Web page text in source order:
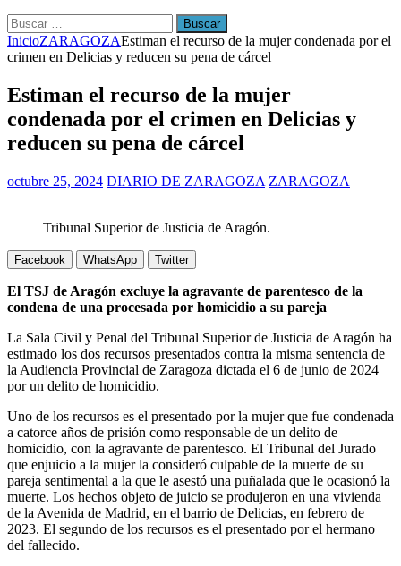
Buscar:
InicioZARAGOZAEstiman el recurso de la mujer condenada por el
crimen en Delicias y reducen su pena de cárcel
Estiman el recurso de la mujer
condenada por el crimen en Delicias y
reducen su pena de cárcel
octubre 25, 2024 DIARIO DE ZARAGOZA ZARAGOZA
Tribunal Superior de Justicia de Aragón.
Facebook WhatsApp Twitter
El TSJ de Aragón excluye la agravante de parentesco de la
condena de una procesada por homicidio a su pareja
La Sala Civil y Penal del Tribunal Superior de Justicia de Aragón ha
estimado los dos recursos presentados contra la misma sentencia de
la Audiencia Provincial de Zaragoza dictada el 6 de junio de 2024
por un delito de homicidio.
Uno de los recursos es el presentado por la mujer que fue condenada
a catorce años de prisión como responsable de un delito de
homicidio, con la agravante de parentesco. El Tribunal del Jurado
que enjuicio a la mujer la consideró culpable de la muerte de su
pareja sentimental a la que le asestó una puñalada que le ocasionó la
muerte. Los hechos objeto de juicio se produjeron en una vivienda
de la Avenida de Madrid, en el barrio de Delicias, en febrero de
2023. El segundo de los recursos es el presentado por el hermano
del fallecido.